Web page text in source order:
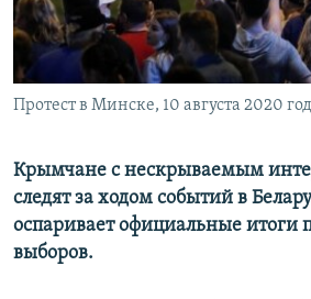
ELIFBE
УКРАИНСКАЯ ПРОБЛЕМА КРЫМА
Все сайты RFE/RL
Протест в Минске, 10 августа 2020
Крымчане с нескрываемым
следят за ходом событий в
оспаривает официальные итоги
выборов.